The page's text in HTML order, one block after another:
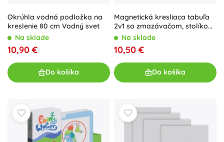
Okrúhla vodná podložka na
kreslenie 80 cm Vodný svet
Na sklade
10,90 €
Do košíka
Magnetická kresliaca tabuľa
2v1 so zmazávačom, stolíkom
a pečiatkami
Na sklade
10,50 €
Do košíka